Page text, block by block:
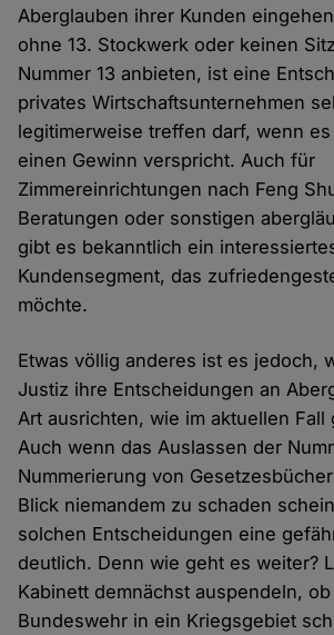
Aberglauben ihrer Kunden
ohne 13. Stockwerk oder keinen
Nummer 13 anbieten, ist eine
privates Wirtschaftsunternehmen
legitimerweise treffen darf, wenn
einen Gewinn verspricht. Auch für
Zimmereinrichtungen nach Feng
Beratungen oder sonstigen
gibt es bekanntlich ein
Kundensegment, das
möchte.
Etwas völlig anderes ist es jedoch,
Justiz ihre Entscheidungen an
Art ausrichten, wie im aktuellen Fall
Auch wenn das Auslassen der
Nummerierung von
Blick niemandem zu schaden
solchen Entscheidungen eine
deutlich. Denn wie geht es weiter?
Kabinett demnächst auspendeln,
Bundeswehr in ein Kriegsgebiet